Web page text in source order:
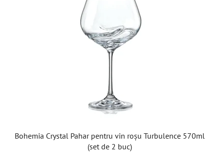
Bohemia Crystal Pahar pentru vin roșu Turbulence 570ml
(set de 2 buc)